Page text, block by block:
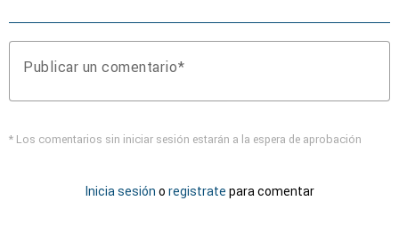
Publicar un comentario
* Los comentarios sin iniciar sesión estarán a la espera de aprobación
Inicia sesión o registrate para comentar